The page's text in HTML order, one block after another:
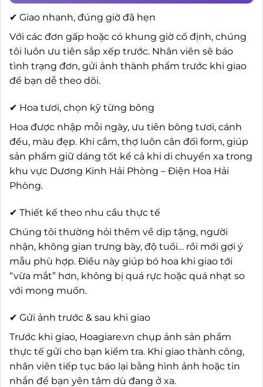
✔ Giao nhanh, đúng giờ đã hẹn
Với các đơn gấp hoặc có khung giờ cố định, chúng
tôi luôn ưu tiên sắp xếp trước. Nhân viên sẽ báo
tình trạng đơn, gửi ảnh thành phẩm trước khi giao
để bạn dễ theo dõi.
✔ Hoa tươi, chọn kỹ từng bông
Hoa được nhập mỗi ngày, ưu tiên bông tươi, cánh
đều, màu đẹp. Khi cắm, thợ luôn cân đối form, giúp
sản phẩm giữ dáng tốt kể cả khi di chuyển xa trong
khu vực Dương Kinh Hải Phòng – Điện Hoa Hải
Phòng.
✔ Thiết kế theo nhu cầu thực tế
Chúng tôi thường hỏi thêm về dịp tặng, người
nhận, không gian trưng bày, độ tuổi… rồi mới gợi ý
mẫu phù hợp. Điều này giúp bó hoa khi giao tới
“vừa mắt” hơn, không bị quá rực hoặc quá nhạt so
với mong muốn.
✔ Gửi ảnh trước & sau khi giao
Trước khi giao, Hoagiare.vn chụp ảnh sản phẩm
thực tế gửi cho bạn kiểm tra. Khi giao thành công,
nhân viên tiếp tục báo lại bằng hình ảnh hoặc tin
nhắn để bạn yên tâm dù đang ở xa.